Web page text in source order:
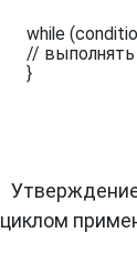
while
// выполнять
}
циклом